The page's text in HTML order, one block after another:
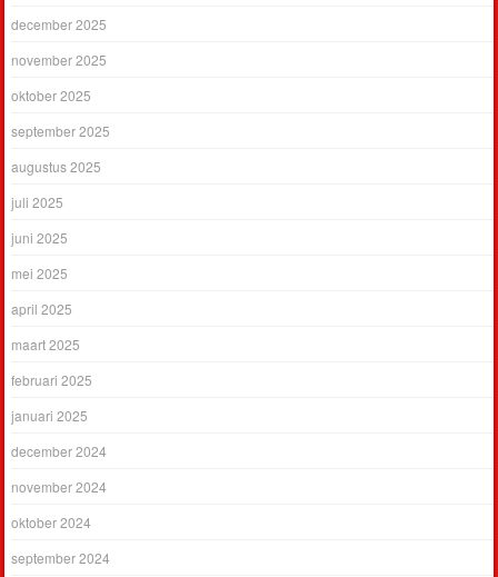
december 2025
november 2025
oktober 2025
september 2025
augustus 2025
juli 2025
juni 2025
mei 2025
april 2025
maart 2025
februari 2025
januari 2025
december 2024
november 2024
oktober 2024
september 2024